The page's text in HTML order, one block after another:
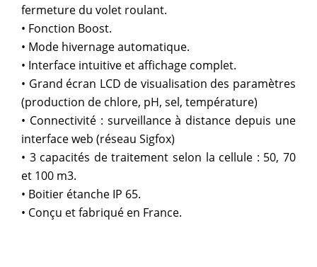
fermeture du volet roulant.
• Fonction Boost.
• Mode hivernage automatique.
• Interface intuitive et affichage complet.
• Grand écran LCD de visualisation des paramètres
(production de chlore, pH, sel, température)
• Connectivité : surveillance à distance depuis une
interface web (réseau Sigfox)
• 3 capacités de traitement selon la cellule : 50, 70
et 100 m3.
• Boitier étanche IP 65.
• Conçu et fabriqué en France.